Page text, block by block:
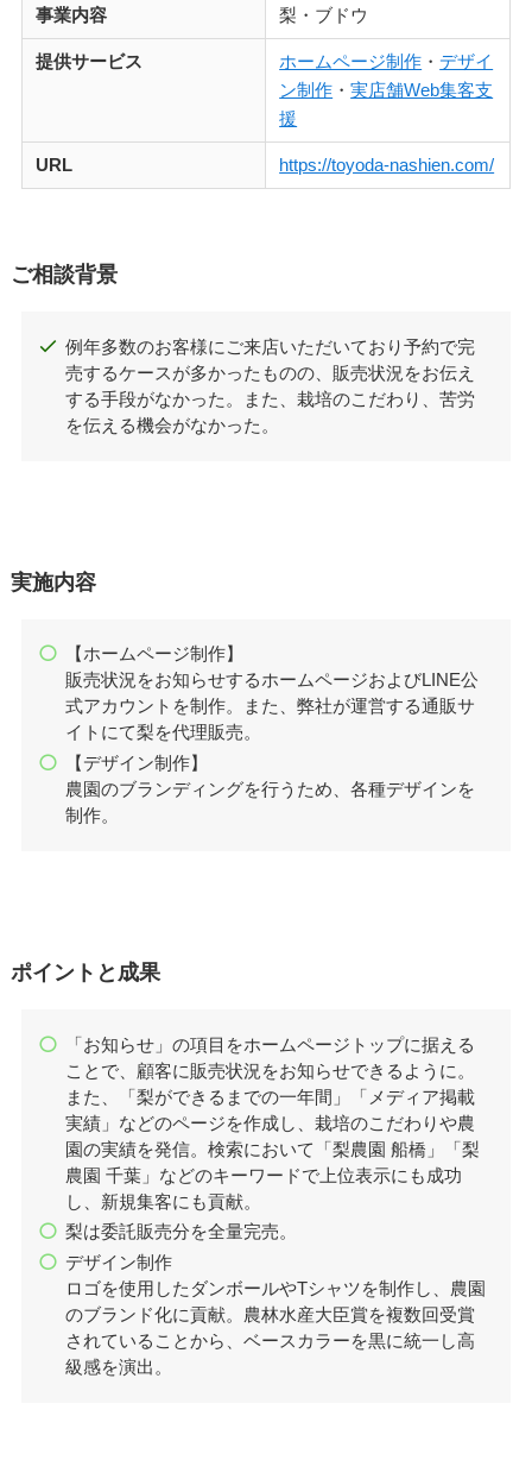
事業内容 梨・ブドウ
提供サービス ホームページ制作 ・ デザイ
ン制作 ・実店舗Web集客支
援
URL https://toyoda-nashien.com/
ご相談背景
例年多数のお客様にご来店いただいており予約で完
売するケースが多かったものの、販売状況をお伝え
する手段がなかった。また、栽培のこだわり、苦労
を伝える機会がなかった。
実施内容
【ホームページ制作】
販売状況をお知らせするホームページおよびLINE公
式アカウントを制作。また、弊社が運営する通販サ
イトにて梨を代理販売。
【デザイン制作】
農園のブランディングを行うため、各種デザインを
制作。
ポイントと成果
「お知らせ」の項目をホームページトップに据える
ことで、顧客に販売状況をお知らせできるように。
また、「梨ができるまでの一年間」「メディア掲載
実績」などのページを作成し、栽培のこだわりや農
園の実績を発信。検索において「梨農園 船橋」「梨
農園 千葉」などのキーワードで上位表示にも成功
し、新規集客にも貢献。
梨は委託販売分を全量完売。
デザイン制作
ロゴを使用したダンボールやTシャツを制作し、農園
のブランド化に貢献。農林水産大臣賞を複数回受賞
されていることから、ベースカラーを黒に統一し高
級感を演出。